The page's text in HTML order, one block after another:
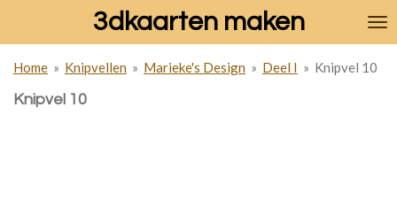
de
hoofdinhoud
3dkaarten maken
Home » Knipvellen » Marieke's Design » Deel I » Knipvel 10
Knipvel 10